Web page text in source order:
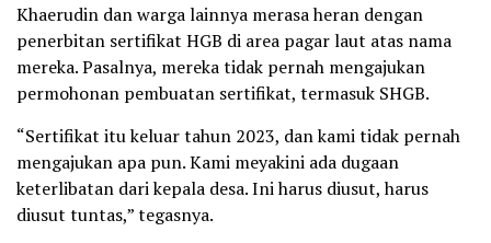
Khaerudin dan warga lainnya merasa heran dengan
penerbitan sertifikat HGB di area pagar laut atas nama
mereka. Pasalnya, mereka tidak pernah mengajukan
permohonan pembuatan sertifikat, termasuk SHGB.
“Sertifikat itu keluar tahun 2023, dan kami tidak pernah
mengajukan apa pun. Kami meyakini ada dugaan
keterlibatan dari kepala desa. Ini harus diusut, harus
diusut tuntas,” tegasnya.